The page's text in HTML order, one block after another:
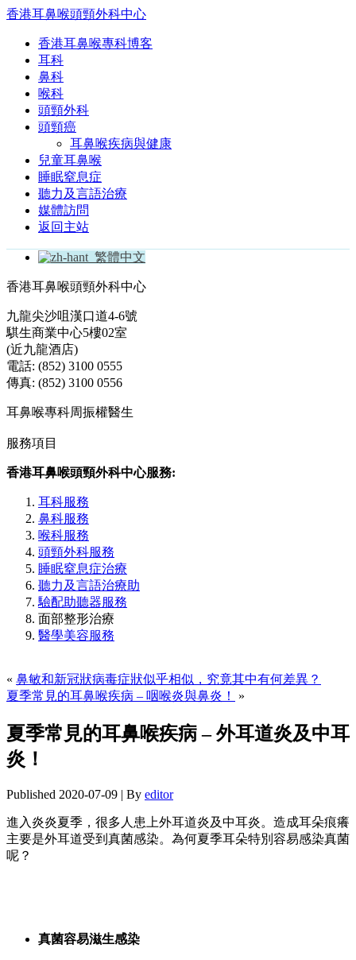
香港耳鼻喉頭頸外科中心
香港耳鼻喉專科博客
耳科
鼻科
喉科
頭頸外科
頭頸癌
耳鼻喉疾病與健康
兒童耳鼻喉
睡眠窒息症
聽力及言語治療
媒體訪問
返回主站
繁體中文
香港耳鼻喉頭頸外科中心
九龍尖沙咀漢口道4-6號
騏生商業中心5樓02室
(近九龍酒店)
電話: (852) 3100 0555
傳真: (852) 3100 0556
耳鼻喉專科周振權醫生
服務項目
香港耳鼻喉頭頸外科中心服務:
耳科服務
鼻科服務
喉科服務
頭頸外科服務
睡眠窒息症治療
聽力及言語治療助
驗配助聽器服務
面部整形治療
醫學美容服務
« 鼻敏和新冠狀病毒症狀似乎相似，究竟其中有何差異？
夏季常見的耳鼻喉疾病 – 咽喉炎與鼻炎！
»
夏季常見的耳鼻喉疾病 – 外耳道炎及中耳
炎！
Published 2020-07-09 | By editor
進入炎炎夏季，很多人患上外耳道炎及中耳炎。造成耳朵痕癢
主要是外耳道受到真菌感染。為何夏季耳朵特別容易感染真菌
呢？
真菌容易滋生感染